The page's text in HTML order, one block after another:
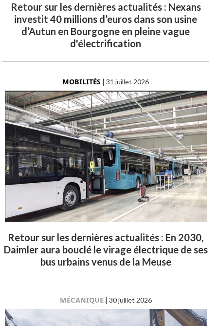
Retour sur les dernières actualités : Nexans
investit 40 millions d’euros dans son usine
d’Autun en Bourgogne en pleine vague
d'électrification
MOBILITÉS |31 juillet 2026
Retour sur les dernières actualités : En 2030,
Daimler aura bouclé le virage électrique de ses
bus urbains venus de la Meuse
MÉCANIQUE| 30 juillet 2026